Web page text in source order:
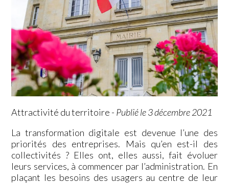
Attractivité du territoire - Publié le 3 décembre 2021
La transformation digitale est devenue l’une des
priorités des entreprises. Mais qu’en est-il des
collectivités ? Elles ont, elles aussi, fait évoluer
leurs services, à commencer par l’administration. En
plaçant les besoins des usagers au centre de leur